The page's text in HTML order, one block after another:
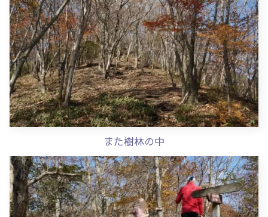
また樹林の中